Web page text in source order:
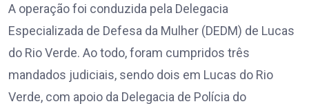
A operação foi conduzida pela Delegacia
Especializada de Defesa da Mulher (DEDM) de Lucas
do Rio Verde. Ao todo, foram cumpridos três
mandados judiciais, sendo dois em Lucas do Rio
Verde, com apoio da Delegacia de Polícia do